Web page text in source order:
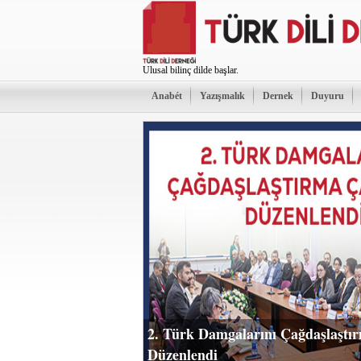
Ulusal bilinç dilde başlar.
Anabét Yazışmalık Dernek Duyuru
2. Türk Damgalarını
Düzenlendi